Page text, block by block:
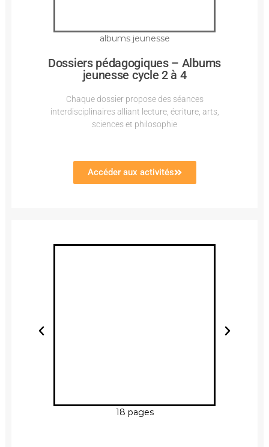
albums jeunesse
Dossiers pédagogiques – Albums
jeunesse cycle 2 à 4
Chaque dossier propose des séances
interdisciplinaires alliant lecture, écriture, arts,
sciences et philosophie
Accéder aux activités
18 pages